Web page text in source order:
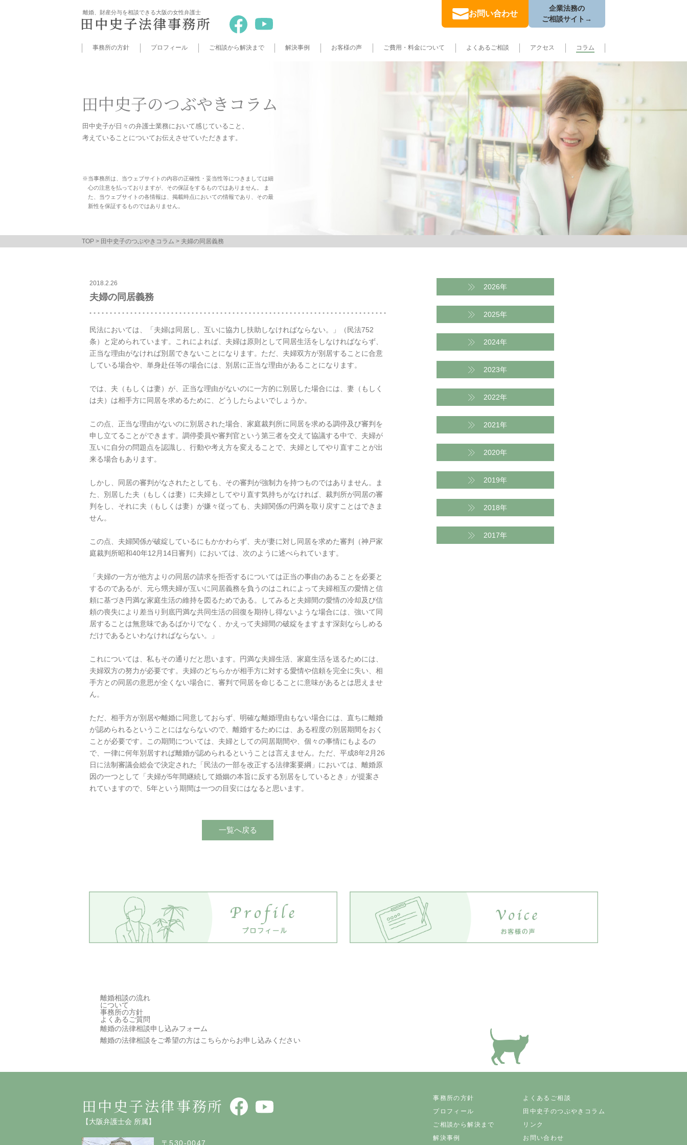
離婚、財産分与を相談できる大阪の女性弁護士 お問い合わせ
企業法務の
ご相談サイト→
事務所の方針 プロフィール ご相談から解決まで 解決事例 お客様の声 ご費用・料金について よくあるご相談 アクセス コラム
田中史子のつぶやきコラム
田中史子が日々の弁護士業務において感じていること、
考えていることについてお伝えさせていただきます。
※当事務所は、当ウェブサイトの内容の正確性・妥当性等につきましては細
心の注意を払っておりますが、その保証をするものではありません。 ま
た、当ウェブサイトの各情報は、掲載時点においての情報であり、その最
新性を保証するものではありません。
TOP > 田中史子のつぶやきコラム > 夫婦の同居義務
2026年
2025年
2024年
2023年
2022年
2021年
2020年
2019年
2018年
2017年
2018.2.26
夫婦の同居義務
民法においては、「夫婦は同居し、互いに協力し扶助しなければならない。」（民法752
条）と定められています。これによれば、夫婦は原則として同居生活をしなければならず、
正当な理由がなければ別居できないことになります。ただ、夫婦双方が別居することに合意
している場合や、単身赴任等の場合には、別居に正当な理由があることになります。
では、夫（もしくは妻）が、正当な理由がないのに一方的に別居した場合には、妻（もしく
は夫）は相手方に同居を求めるために、どうしたらよいでしょうか。
この点、正当な理由がないのに別居された場合、家庭裁判所に同居を求める調停及び審判を
申し立てることができます。調停委員や審判官という第三者を交えて協議する中で、夫婦が
互いに自分の問題点を認識し、行動や考え方を変えることで、夫婦としてやり直すことが出
来る場合もあります。
しかし、同居の審判がなされたとしても、その審判が強制力を持つものではありません。ま
た、別居した夫（もしくは妻）に夫婦としてやり直す気持ちがなければ、裁判所が同居の審
判をし、それに夫（もしくは妻）が嫌々従っても、夫婦関係の円満を取り戻すことはできま
せん。
この点、夫婦関係が破綻しているにもかかわらず、夫が妻に対し同居を求めた審判（神戸家
庭裁判所昭和40年12月14日審判）においては、次のように述べられています。
「夫婦の一方が他方よりの同居の請求を拒否するについては正当の事由のあることを必要と
するのであるが、元ら甥夫婦が互いに同居義務を負うのはこれによって夫婦相互の愛情と信
頼に基づき円満な家庭生活の維持を図るためである。してみると夫婦間の愛情の冷却及び信
頼の喪失により差当り到底円満な共同生活の回復を期待し得ないような場合には、強いて同
居することは無意味であるばかりでなく、かえって夫婦間の破綻をますます深刻ならしめる
だけであるといわなければならない。」
これについては、私もその通りだと思います。円満な夫婦生活、家庭生活を送るためには、
夫婦双方の努力が必要です。夫婦のどちらかが相手方に対する愛情や信頼を完全に失い、相
手方との同居の意思が全くない場合に、審判で同居を命じることに意味があるとは思えませ
ん。
ただ、相手方が別居や離婚に同意しておらず、明確な離婚理由もない場合には、直ちに離婚
が認められるということにはならないので、離婚するためには、ある程度の別居期間をおく
ことが必要です。この期間については、夫婦としての同居期間や、個々の事情にもよるの
で、一律に何年別居すれば離婚が認められるということは言えません。ただ、平成8年2月26
日に法制審議会総会で決定された「民法の一部を改正する法律案要綱」においては、離婚原
因の一つとして「夫婦が5年間継続して婚姻の本旨に反する別居をしているとき」が提案さ
れていますので、5年という期間は一つの目安にはなると思います。
離婚相談の流れ
について
事務所の方針
よくある ご質問
離婚の法律相談申し込みフォーム
離婚の法律相談をご希望の方はこちらからお申し込みください
田中史子法律事務所
【大阪弁護士会 所属】
〒530-0047
事務所の方針
よくあるご相談
プロフィール
田中史子のつぶやきコラム
ご相談から解決まで
リンク
解決事例
お問い合わせ